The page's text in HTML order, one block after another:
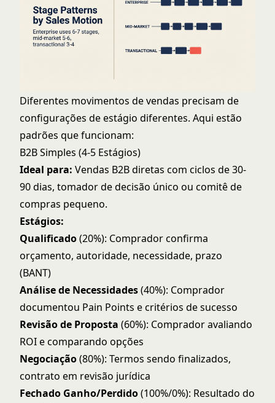
Diferentes movimentos de vendas precisam de
configurações de estágio diferentes. Aqui estão
padrões que funcionam:
B2B Simples (4-5 Estágios)
Ideal para: Vendas B2B diretas com ciclos de 30-
90 dias, tomador de decisão único ou comitê de
compras pequeno.
Estágios:
Qualificado(20%): Comprador confirma
orçamento, autoridade, necessidade, prazo
(BANT)
Análise de Necessidades(40%): Comprador
documentou Pain Points e critérios de sucesso
Revisão de Proposta (60%): Comprador avaliando
ROI e comparando opções
Negociação(80%): Termos sendo finalizados,
contrato em revisão jurídica
Fechado Ganho/Perdido(100%/0%): Resultado do